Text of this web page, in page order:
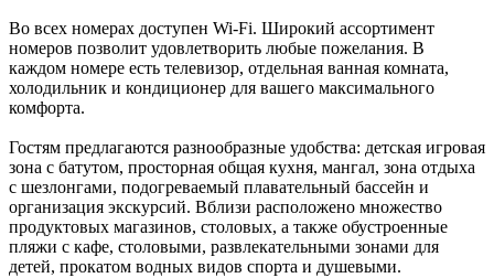
Во всех номерах доступен Wi-Fi. Широкий ассортимент
номеров позволит удовлетворить любые пожелания. В
каждом номере есть телевизор, отдельная ванная комната,
холодильник и кондиционер для вашего максимального
комфорта.
Гостям предлагаются разнообразные удобства: детская игровая
зона с батутом, просторная общая кухня, мангал, зона отдыха
с шезлонгами, подогреваемый плавательный бассейн и
организация экскурсий. Вблизи расположено множество
продуктовых магазинов, столовых, а также обустроенные
пляжи с кафе, столовыми, развлекательными зонами для
детей, прокатом водных видов спорта и душевыми.